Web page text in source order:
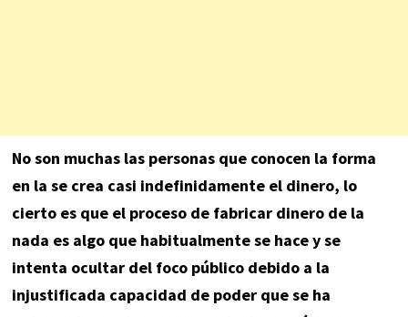
No son muchas las personas que conocen la forma
en la se crea casi indefinidamente el dinero, lo
cierto es que el proceso de fabricar dinero de la
nada es algo que habitualmente se hace y se
intenta ocultar del foco público debido a la
injustificada capacidad de poder que se ha